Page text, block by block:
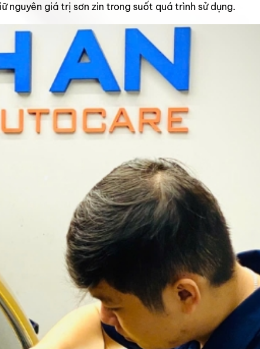
nguyên giá trị sơn zin trong suốt quá trình sử dụng.